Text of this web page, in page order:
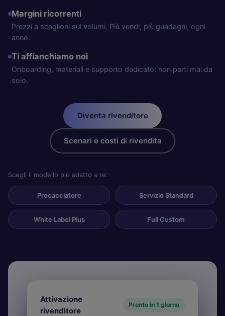
Margini ricorrenti
Prezzi a scaglioni sui volumi. Più vendi, più guadagni, ogni
anno.
Ti affianchiamo noi
Onboarding, materiali e supporto dedicato: non parti mai da
solo.
Diventa rivenditore
Scenari e costi di rivendita
Scegli il modello più adatto a te:
Procacciatore Servizio Standard
White Label Plus Full Custom
Attivazione
rivenditore
Pronto in 1 giorno